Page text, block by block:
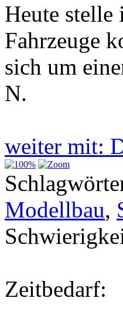
Heute
Fahrzeuge
sich um
N.
weiter mit:
Modellbau,
Zeitbedarf: